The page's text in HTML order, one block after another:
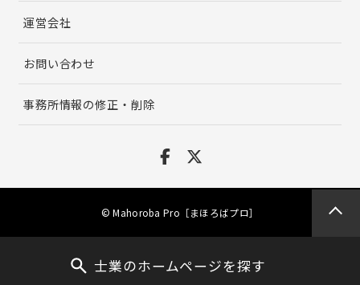
運営会社
お問い合わせ
事務所情報の修正・削除
© Mahoroba Pro［まほろばプロ］